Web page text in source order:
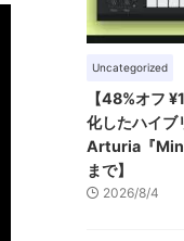
Uncategorized
【48%オフ
化したハイブ
Arturia『
まで】
2026/8/4